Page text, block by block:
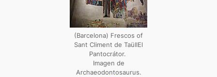
(Barcelona) Frescos of
Sant Climent de TaüllEl
Pantocrátor.
Imagen de
Archaeodontosaurus.